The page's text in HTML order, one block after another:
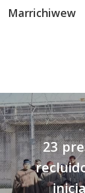
Marrichiwew
23